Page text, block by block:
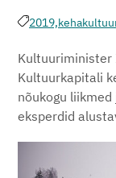
2019,
Kultuuriminister
Kultuurkapitali
nõukogu
eksperdid